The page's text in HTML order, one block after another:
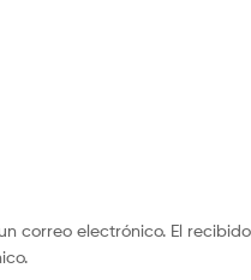
correo electrónico. El